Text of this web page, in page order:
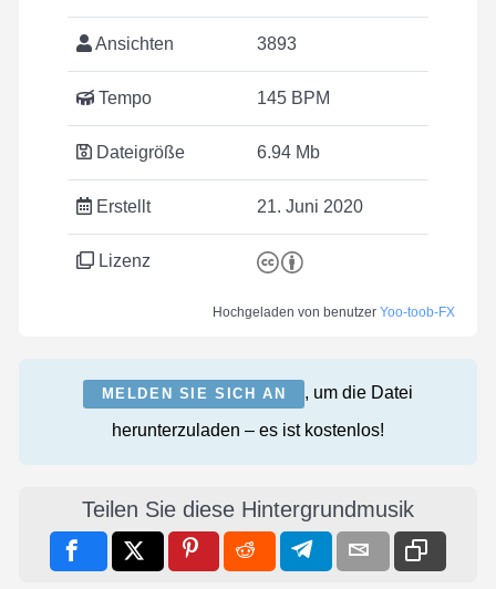
Ansichten 3893
Tempo 145 BPM
Dateigröße 6.94 Mb
Erstellt 21. Juni 2020
Lizenz
Hochgeladen von benutzer Yoo-toob-FX
MELDEN SIE SICH AN
, um die Datei
herunterzuladen – es ist kostenlos!
Teilen Sie diese Hintergrundmusik